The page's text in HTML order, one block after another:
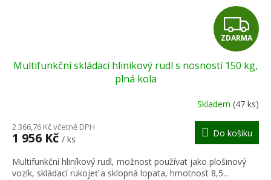
Z
D
A
R
M
A
ZDARMA
Multifunkční skládací hliníkový rudl s nosností 150 kg,
plná kola
Skladem (47 ks)
2 366,76 Kč včetně DPH
1 956 Kč / ks
Do košíku
Multifunkční hliníkový rudl, možnost používat jako plošinový
vozík, skládací rukojeť a sklopná lopata, hmotnost 8,5...